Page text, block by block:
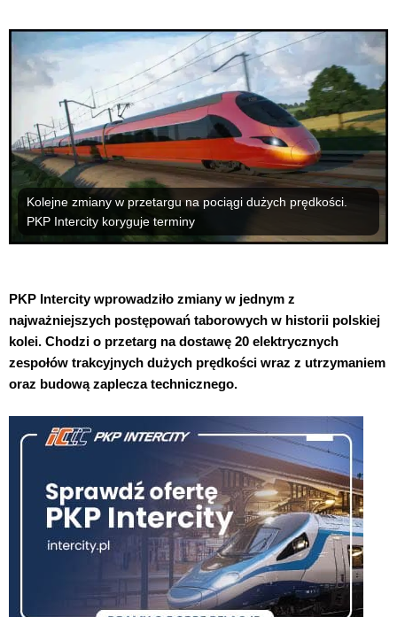
Kolejne zmiany w przetargu na pociągi dużych prędkości.
PKP Intercity koryguje terminy
PKP Intercity wprowadziło zmiany w jednym z
najważniejszych postępowań taborowych w historii polskiej
kolei. Chodzi o przetarg na dostawę 20 elektrycznych
zespołów trakcyjnych dużych prędkości wraz z utrzymaniem
oraz budową zaplecza technicznego.